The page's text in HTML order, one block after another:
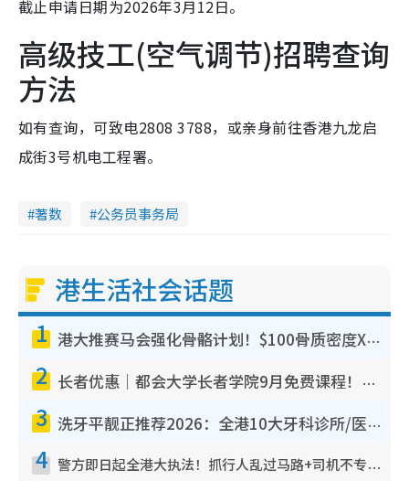
截止申请日期为2026年3月12日。
高级技工(空气调节)招聘查询
方法
如有查询，可致电2808 3788，或亲身前往香港九龙启
成街3号机电工程署。
著数 公务员事务局
港生活社会话题
1 港大推赛马会强化骨骼计划！$100骨质密度X光检查 完成免费运动训练送超市礼券！附参加资格
2 长者优惠｜都会大学长者学院9月免费课程！多媒体/微电影创作/网络安全 附报名方法教学
3 洗牙平靓正推荐2026：全港10大牙科诊所/医院懒人包，夜诊至8点/镇静洁牙/医疗券适用
4 警方即日起全港大执法！抓行人乱过马路+司机不专注驾驶！乱过马路罚$2000